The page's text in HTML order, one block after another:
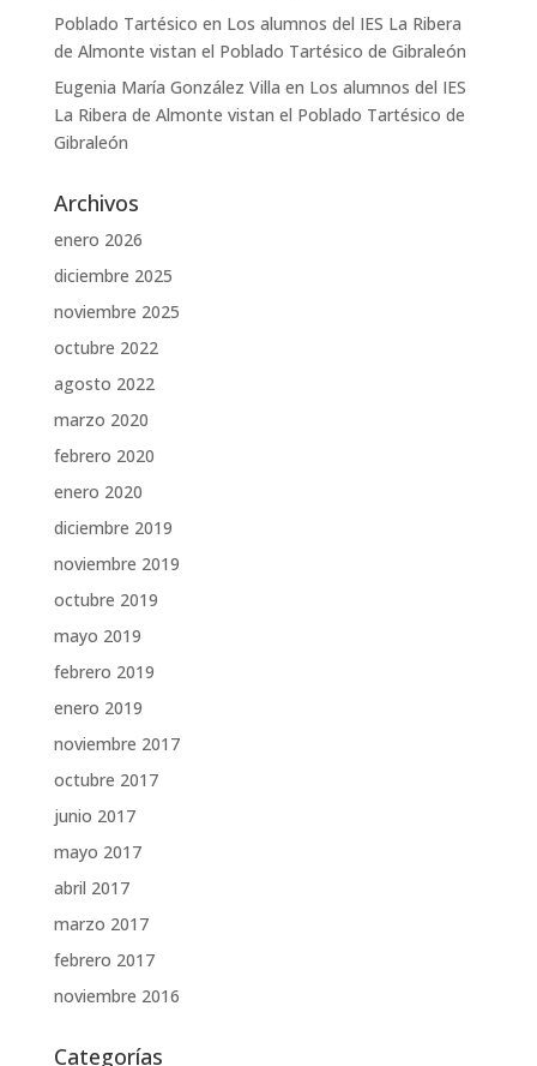
Poblado Tartésico en Los alumnos del IES La Ribera
de Almonte vistan el Poblado Tartésico de Gibraleón
Eugenia María González Villa en Los alumnos del IES
La Ribera de Almonte vistan el Poblado Tartésico de
Gibraleón
Archivos
enero 2026
diciembre 2025
noviembre 2025
octubre 2022
agosto 2022
marzo 2020
febrero 2020
enero 2020
diciembre 2019
noviembre 2019
octubre 2019
mayo 2019
febrero 2019
enero 2019
noviembre 2017
octubre 2017
junio 2017
mayo 2017
abril 2017
marzo 2017
febrero 2017
noviembre 2016
Categorías